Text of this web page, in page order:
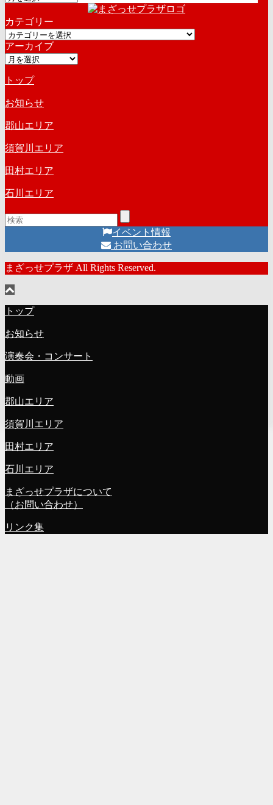
カ
イ
ブ
カテゴリー
カ
テ
ゴ
ー
アーカイブ
ア
カ
イ
ブ
トップ
お知らせ
郡山エリア
須賀川エリア
田村エリア
石川エリア
イベント情報
お問い合わせ
まざっせプラザ All Rights Reserved.
トップ
お知らせ
演奏会・コンサート
動画
郡山エリア
須賀川エリア
田村エリア
石川エリア
まざっせプラザについて
（お問い合わせ）
リンク集